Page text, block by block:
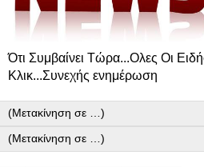
Ότι Συμβαίνει Τώρα...Ολες Οι
Κλικ...Συνεχής ενημέρωση